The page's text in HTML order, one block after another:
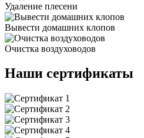
Удаление плесени
Вывести домашних клопов
Очистка воздуховодов
Наши сертификаты